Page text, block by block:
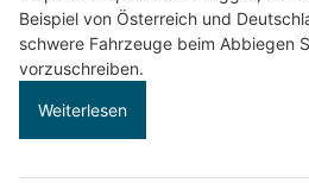
Beispiel von Österreich und
schwere Fahrzeuge beim Abbiegen
vorzuschreiben.
Weiterlesen